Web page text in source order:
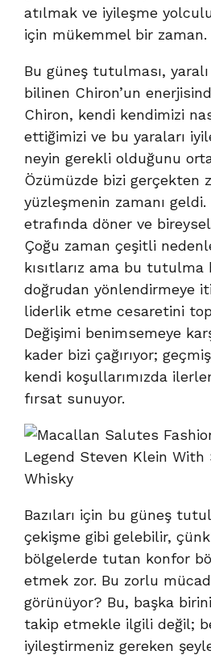
atılmak ve iyileşme
için mükemmel bir zaman.
Bu güneş tutulması,
bilinen Chiron’un
Chiron, kendi kendimizi
ettiğimizi ve bu yaraları
neyin gerekli olduğunu
Özümüzde bizi gerçekten
yüzleşmenin zamanı
etrafında döner ve
Çoğu zaman çeşitli
kısıtlarız ama bu tutulma
doğrudan yönlendirmeye
liderlik etme cesaretini
Değişimi benimsemeye
kader bizi çağırıyor;
kendi koşullarımızda
fırsat sunuyor.
Bazıları için bu güneş
çekişme gibi gelebilir,
bölgelerde tutan konfor
etmek zor. Bu zorlu
görünüyor? Bu, başka
takip etmekle ilgili değil;
iyileştirmeniz gereken